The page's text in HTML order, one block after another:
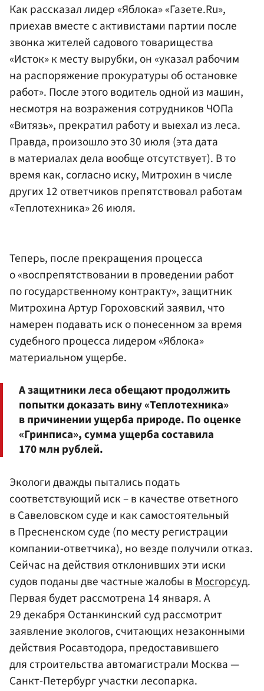
Как рассказал лидер «Яблока» «Газете.Ru»,
приехав вместе с активистами партии после
звонка жителей садового товарищества
«Исток» к месту вырубки, он «указал рабочим
на распоряжение прокуратуры об остановке
работ». После этого водитель одной из машин,
несмотря на возражения сотрудников ЧОПа
«Витязь», прекратил работу и выехал из леса.
Правда, произошло это 30 июля (эта дата
в материалах дела вообще отсутствует). В то
время как, согласно иску, Митрохин в числе
других 12 ответчиков препятствовал работам
«Теплотехника» 26 июля.
Теперь, после прекращения процесса
о «воспрепятствовании в проведении работ
по государственному контракту», защитник
Митрохина Артур Гороховский заявил, что
намерен подавать иск о понесенном за время
судебного процесса лидером «Яблока»
материальном ущербе.
А защитники леса обещают продолжить
попытки доказать вину «Теплотехника»
в причинении ущерба природе. По оценке
«Гринписа», сумма ущерба составила
170 млн рублей.
Экологи дважды пытались подать
соответствующий иск – в качестве ответного
в Савеловском суде и как самостоятельный
в Пресненском суде (по месту регистрации
компании-ответчика), но везде получили отказ.
Сейчас на действия отклонивших эти иски
судов поданы две частные жалобы вМосгорсуд.
Первая будет рассмотрена 14 января. А
29 декабря Останкинский суд рассмотрит
заявление экологов, считающих незаконными
действия Росавтодора, предоставившего
для строительства автомагистрали Москва —
Санкт-Петербург участки лесопарка.